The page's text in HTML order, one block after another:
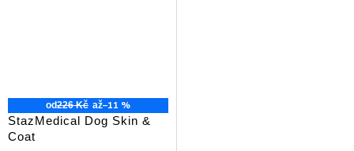
od226 Kč až–11 %
StazMedical Dog Skin &
Coat